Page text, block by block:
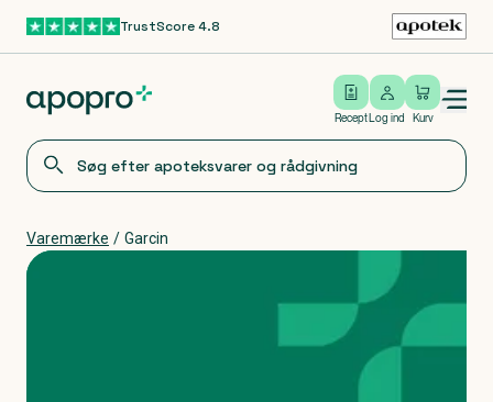
Gå til hovedindholdTrustScore 4.8
Recept
Log ind
Log ind Kurv
Open/close menu
Varemærke / Garcin